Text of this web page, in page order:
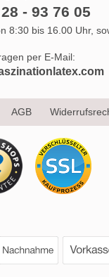
- 93 76 05
8:30 bis 16.00 Uhr,
per E-Mail:
AGB